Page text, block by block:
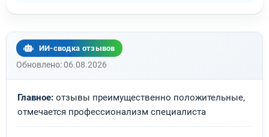
ИИ-сводка отзывов
Обновлено: 06.08.2026
Главное: отзывы преимущественно положительные,
отмечается профессионализм специалиста